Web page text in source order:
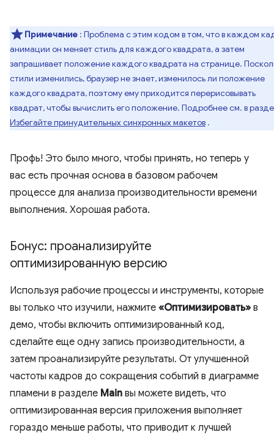
Примечание : Проблема с этим кодом в том, что в каждом
анимации он меняет стиль для каждого квадрата, а затем
запрашивает положение каждого квадрата на странице.
стили изменились, браузер не знает, изменилось ли положение
каждого квадрата, поэтому ему приходится перерисовывать
квадрат, чтобы вычислить его положение. Подробнее см. в
Избегайте принудительных синхронных макетов .
Профь! Это было много, чтобы принять, но теперь у
вас есть прочная основа в базовом рабочем
процессе для анализа производительности времени
выполнения. Хорошая работа.
Бонус: проанализируйте
оптимизированную версию
Используя рабочие процессы и инструменты, которые
вы только что изучили, нажмите «Оптимизировать» в
демо, чтобы включить оптимизированный код,
сделайте еще одну запись производительности, а
затем проанализируйте результаты. От улучшенной
частоты кадров до сокращения событий в диаграмме
пламени в разделе Main вы можете видеть, что
оптимизированная версия приложения выполняет
гораздо меньше работы, что приводит к лучшей